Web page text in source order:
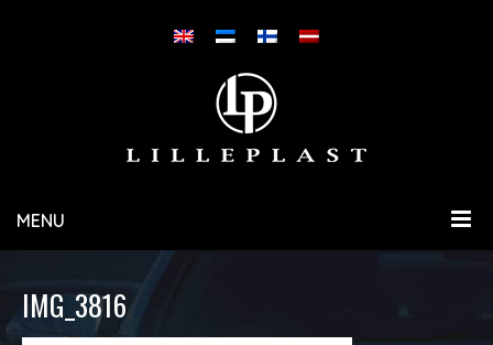
MENU
IMG_3816